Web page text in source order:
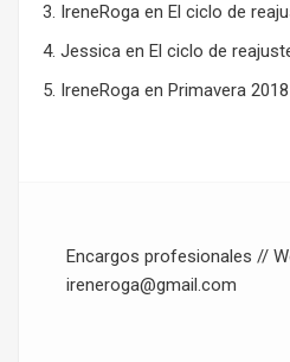
IreneRoga en El ciclo de
Jessica en El ciclo de
IreneRoga en Primavera 2018
Encargos profesionales //
ireneroga@gmail.com